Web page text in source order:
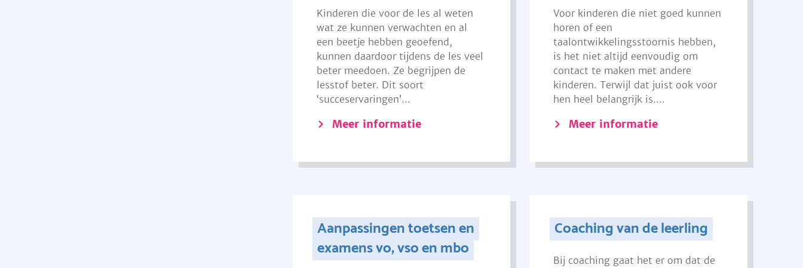
Kinderen die voor de les al weten
wat ze kunnen verwachten en al
een beetje hebben geoefend,
kunnen daardoor tijdens de les veel
beter meedoen. Ze begrijpen de
lesstof beter. Dit soort
‘succeservaringen’...
Meer informatie
Voor kinderen die niet goed kunnen
horen of een
taalontwikkelingsstoornis hebben,
is het niet altijd eenvoudig om
contact te maken met andere
kinderen. Terwijl dat juist ook voor
hen heel belangrijk is....
Meer informatie
Aanpassingen toetsen en
examens vo, vso en mbo
Coaching van de leerling
Bij coaching gaat het er om dat de